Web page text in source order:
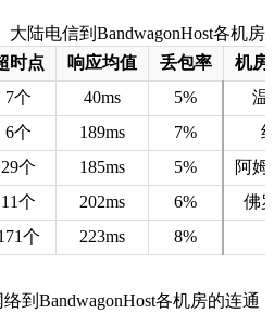
大陆电信到BandwagonHost各机房
时点 响应均值 丢包率
机房
7个 40ms 5%
温
6个 189ms 7%
29个 185ms 5%
阿
11个 202ms 6%
佛
个 223ms 8%
到BandwagonHost各机房的连通